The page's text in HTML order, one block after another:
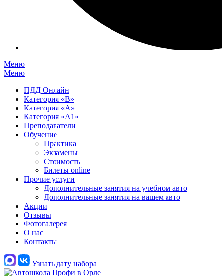
Меню
Меню
ПДД Онлайн
Категория «B»
Категория «A»
Категория «А1»
Преподаватели
Обучение
Практика
Экзамены
Стоимость
Билеты online
Прочие услуги
Дополнительные занятия на учебном авто
Дополнительные занятия на вашем авто
Акции
Отзывы
Фотогалерея
О нас
Контакты
Узнать дату набора